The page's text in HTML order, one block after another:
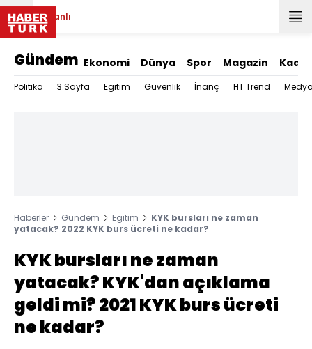
Canlı
Gündem Ekonomi Dünya Spor Magazin Kadın
Politika 3.Sayfa Eğitim Güvenlik İnanç HT Trend
Haberler Gündem Eğitim
KYK bursları ne zaman
yatacak? 2022 KYK burs ücreti ne kadar?
KYK bursları ne zaman
yatacak? KYK'dan açıklama
geldi mi? 2021 KYK burs ücreti
ne kadar?